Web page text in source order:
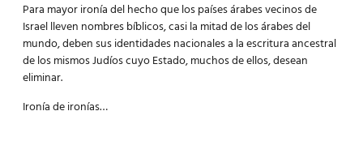
Para mayor ironía del hecho que los países árabes vecinos de
Israel lleven nombres bíblicos, casi la mitad de los árabes del
mundo, deben sus identidades nacionales a la escritura ancestral
de los mismos Judíos cuyo Estado, muchos de ellos, desean
eliminar.
Ironía de ironías…